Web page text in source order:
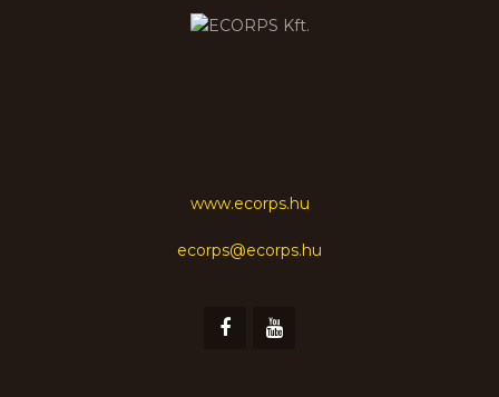
www.ecorps.hu
ecorps@ecorps.hu